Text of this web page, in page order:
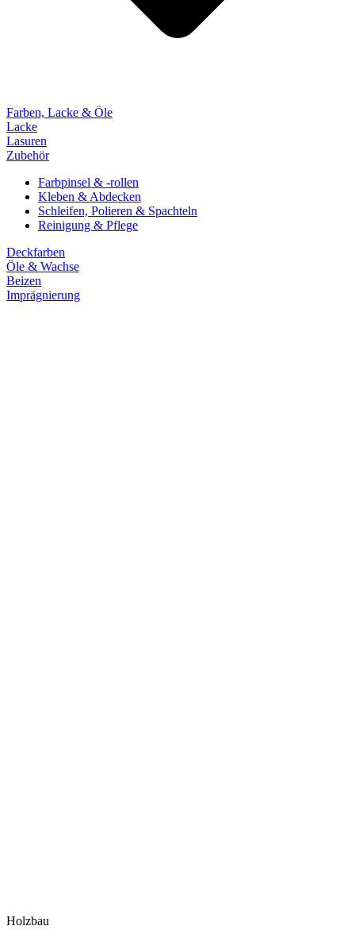
Farben, Lacke & Öle
Lacke
Lasuren
Zubehör
Farbpinsel & -rollen
Kleben & Abdecken
Schleifen, Polieren & Spachteln
Reinigung & Pflege
Deckfarben
Öle & Wachse
Beizen
Imprägnierung
Holzbau